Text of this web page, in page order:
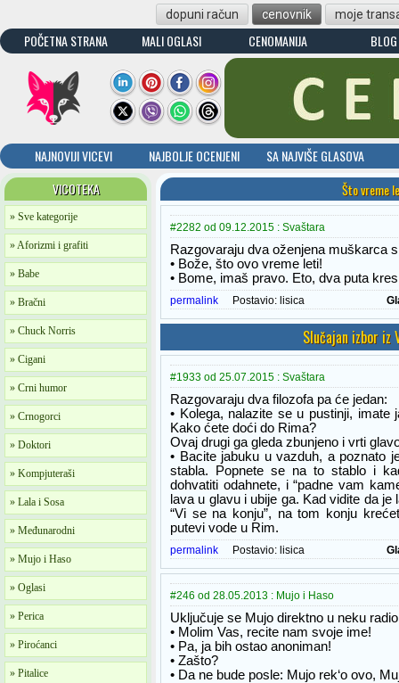
dopuni račun cenovnik moje
POČETNA STRANA MALI OGLASI CENOMANIJA BLOG
NAJNOVIJI VICEVI NAJBOLJE OCENJENI
SA NAJVIŠE GLASOVA
VICOTEKA
» Sve kategorije
» Aforizmi i grafiti
» Babe
» Bračni
» Chuck Norris
» Cigani
» Crni humor
» Crnogorci
» Doktori
» Kompjuteraši
» Lala i Sosa
» Međunarodni
» Mujo i Haso
» Oglasi
» Perica
» Piroćanci
» Pitalice
Što vreme
#2282 od 09.12.2015 : Svaštara
Razgovaraju dva oženjena muškarca
• Bože, što ovo vreme leti!
• Bome, imaš pravo. Eto, dva puta
permalink Postavio: lisica
Slučajan izbor iz
#1933 od 25.07.2015 : Svaštara
Razgovaraju dva filozofa pa će jedan:
• Kolega, nalazite se u pustinji,
Kako ćete doći do Rima?
Ovaj drugi ga gleda zbunjeno i vrti
• Bacite jabuku u vazduh, a poznato
stabla. Popnete se na to stablo i
dohvatiti odahnete, i “padne vam
lava u glavu i ubije ga. Kad vidite da
“Vi se na konju”, na tom konju
putevi vode u Rim.
permalink Postavio: lisica
#246 od 28.05.2013 : Mujo i Haso
Uključuje se Mujo direktno u neku
• Molim Vas, recite nam svoje ime!
• Pa, ja bih ostao anoniman!
• Zašto?
• Da ne bude posle: Mujo rek‘o ovo,